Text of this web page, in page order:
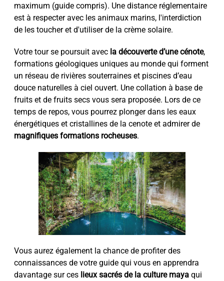
maximum (guide compris). Une distance réglementaire
est à respecter avec les animaux marins, l'interdiction
de les toucher et d'utiliser de la crème solaire.
Votre tour se poursuit avec la découverte d’une cénote,
formations géologiques uniques au monde qui forment
un réseau de rivières souterraines et piscines d’eau
douce naturelles à ciel ouvert. Une collation à base de
fruits et de fruits secs vous sera proposée. Lors de ce
temps de repos, vous pourrez plonger dans les eaux
énergétiques et cristallines de la cenote et admirer de
magnifiques formations rocheuses.
Vous aurez également la chance de profiter des
connaissances de votre guide qui vous en apprendra
davantage sur ces lieux sacrés de la culture mayaqui